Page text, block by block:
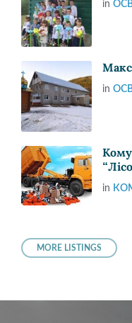
in
in
in
MORE LISTINGS